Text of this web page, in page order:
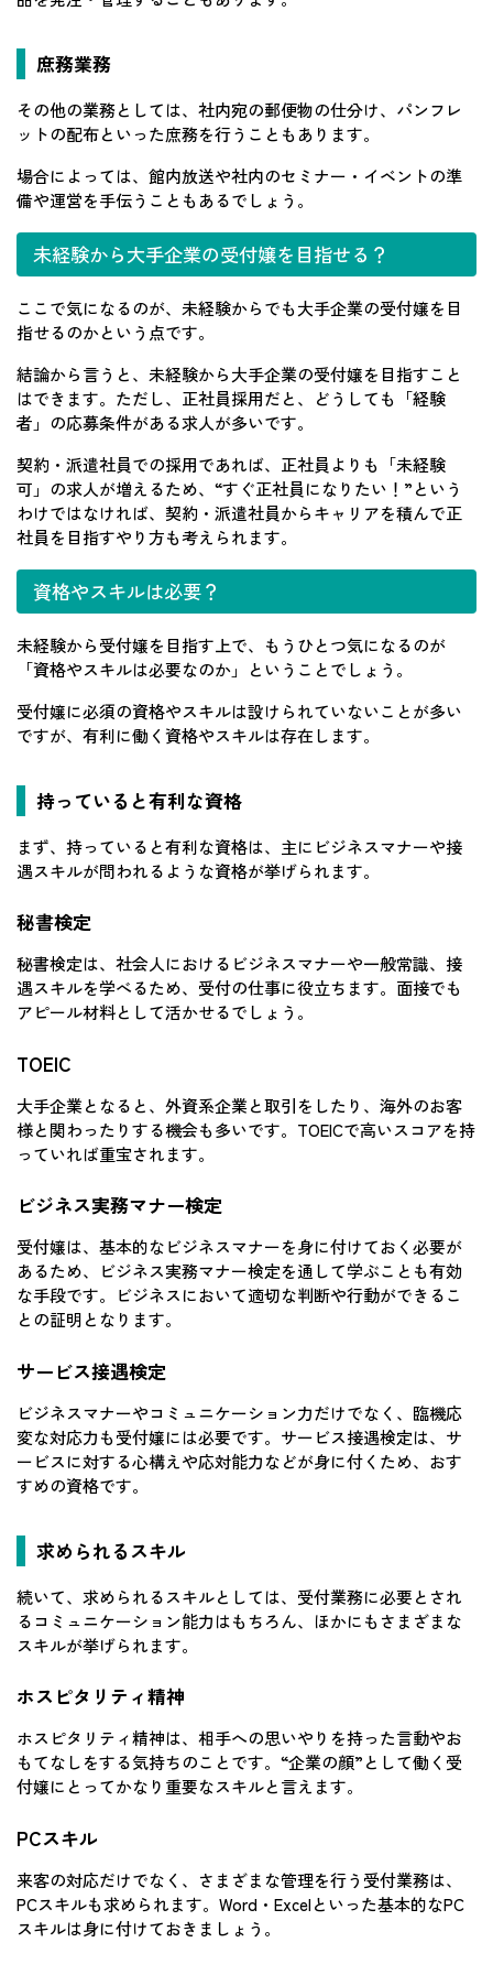
庶務業務
その他の業務としては、社内宛の郵便物の仕分け、パンフレ
ットの配布といった庶務を行うこともあります。
場合によっては、館内放送や社内のセミナー・イベントの準
備や運営を手伝うこともあるでしょう。
未経験から大手企業の受付嬢を目指せる？
ここで気になるのが、未経験からでも大手企業の受付嬢を目
指せるのかという点です。
結論から言うと、未経験から大手企業の受付嬢を目指すこと
はできます。ただし、正社員採用だと、どうしても「経験
者」の応募条件がある求人が多いです。
契約・派遣社員での採用であれば、正社員よりも「未経験
可」の求人が増えるため、“すぐ正社員になりたい！”という
わけではなければ、契約・派遣社員からキャリアを積んで正
社員を目指すやり方も考えられます。
資格やスキルは必要？
未経験から受付嬢を目指す上で、もうひとつ気になるのが
「資格やスキルは必要なのか」ということでしょう。
受付嬢に必須の資格やスキルは設けられていないことが多い
ですが、有利に働く資格やスキルは存在します。
持っていると有利な資格
まず、持っていると有利な資格は、主にビジネスマナーや接
遇スキルが問われるような資格が挙げられます。
秘書検定
秘書検定は、社会人におけるビジネスマナーや一般常識、接
遇スキルを学べるため、受付の仕事に役立ちます。面接でも
アピール材料として活かせるでしょう。
TOEIC
大手企業となると、外資系企業と取引をしたり、海外のお客
様と関わったりする機会も多いです。TOEICで高いスコアを持
っていれば重宝されます。
ビジネス実務マナー検定
受付嬢は、基本的なビジネスマナーを身に付けておく必要が
あるため、ビジネス実務マナー検定を通して学ぶことも有効
な手段です。ビジネスにおいて適切な判断や行動ができるこ
との証明となります。
サービス接遇検定
ビジネスマナーやコミュニケーション力だけでなく、臨機応
変な対応力も受付嬢には必要です。サービス接遇検定は、サ
ービスに対する心構えや応対能力などが身に付くため、おす
すめの資格です。
求められるスキル
続いて、求められるスキルとしては、受付業務に必要とされ
るコミュニケーション能力はもちろん、ほかにもさまざまな
スキルが挙げられます。
ホスピタリティ精神
ホスピタリティ精神は、相手への思いやりを持った言動やお
もてなしをする気持ちのことです。“企業の顔”として働く受
付嬢にとってかなり重要なスキルと言えます。
PCスキル
来客の対応だけでなく、さまざまな管理を行う受付業務は、
PCスキルも求められます。Word・Excelといった基本的なPC
スキルは身に付けておきましょう。